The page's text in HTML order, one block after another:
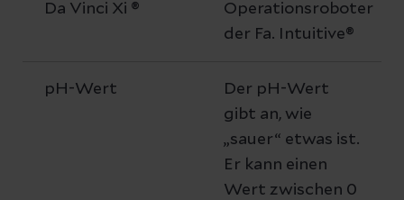
Da Vinci Xi ®
Operationsroboter
der Fa. Intuitive®
pH-Wert
Der pH-Wert
gibt an, wie
„sauer“ etwas ist.
Er kann einen
Wert zwischen 0